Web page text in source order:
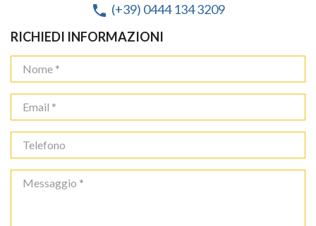
phone (+39) 0444 134 3209
RICHIEDI INFORMAZIONI